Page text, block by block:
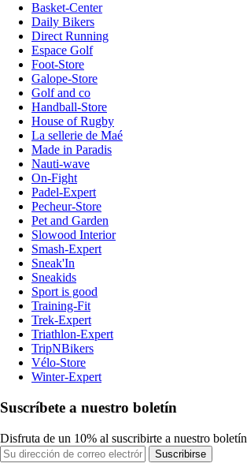
Basket-Center
Daily Bikers
Direct Running
Espace Golf
Foot-Store
Galope-Store
Golf and co
Handball-Store
House of Rugby
La sellerie de Maé
Made in Paradis
Nauti-wave
On-Fight
Padel-Expert
Pecheur-Store
Pet and Garden
Slowood Interior
Smash-Expert
Sneak'In
Sneakids
Sport is good
Training-Fit
Trek-Expert
Triathlon-Expert
TripNBikers
Vélo-Store
Winter-Expert
Suscríbete a nuestro boletín
Disfruta de un 10% al suscribirte a nuestro boletín
Suscribirse